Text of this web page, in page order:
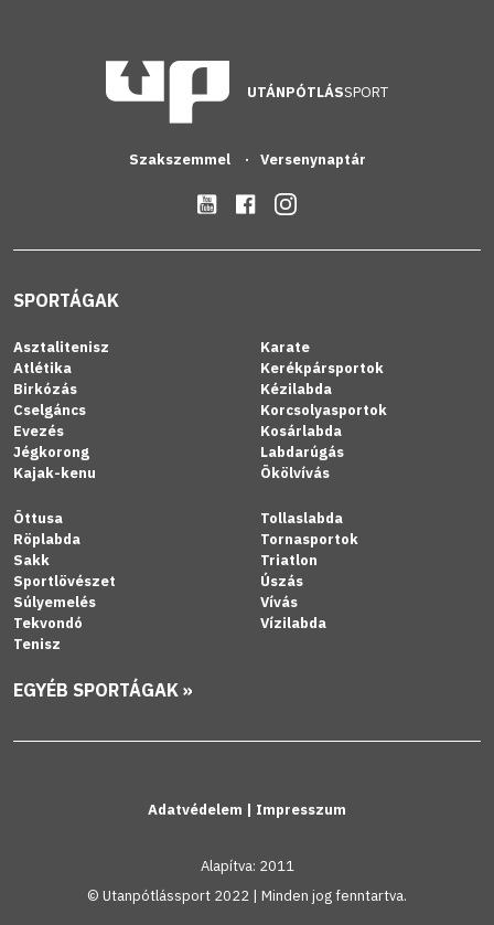
UTÁNPÓTLÁSSPORT
Szakszemmel Versenynaptár
SPORTÁGAK
Asztalitenisz
Atlétika
Birkózás
Cselgáncs
Evezés
Jégkorong
Kajak-kenu
Karate
Kerékpársportok
Kézilabda
Korcsolyasportok
Kosárlabda
Labdarúgás
Ökölvívás
Öttusa
Röplabda
Sakk
Sportlövészet
Súlyemelés
Tekvondó
Tenisz
Tollaslabda
Tornasportok
Triatlon
Úszás
Vívás
Vízilabda
EGYÉB SPORTÁGAK »
Adatvédelem | Impresszum
Alapítva: 2011
© Utanpótlássport 2022 | Minden jog fenntartva.